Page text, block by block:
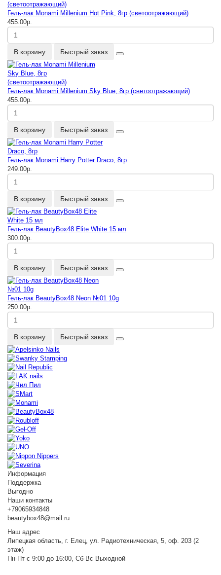
Гель-лак Monami Millenium Hot Pink, 8гр (светоотражающий)
455.00р.
В корзину Быстрый заказ
Гель-лак Monami Millenium Sky Blue, 8гр (светоотражающий)
455.00р.
В корзину Быстрый заказ
Гель-лак Monami Harry Potter Draco, 8гр
249.00р.
В корзину Быстрый заказ
Гель-лак BeautyBox48 Elite White 15 мл
300.00р.
В корзину Быстрый заказ
Гель-лак BeautyBox48 Neon №01 10g
250.00р.
В корзину Быстрый заказ
Информация
Поддержка
Выгодно
Наши контакты
+79065934848
beautybox48@mail.ru
Наш адрес
Липецкая область, г. Елец, ул. Радиотехническая, 5, оф. 203 (2
этаж)
Пн-Пт с 9:00 до 16:00, Сб-Вс Выходной